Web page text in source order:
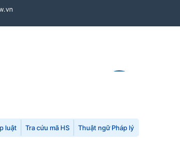
luật Tra cứu mã HS Thuật ngữ Pháp lý